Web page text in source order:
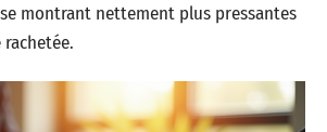
montrant nettement plus pressantes